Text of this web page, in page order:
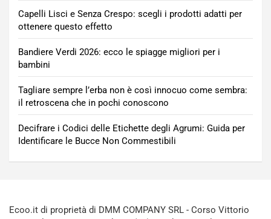
Capelli Lisci e Senza Crespo: scegli i prodotti adatti per
ottenere questo effetto
Bandiere Verdi 2026: ecco le spiagge migliori per i
bambini
Tagliare sempre l’erba non è così innocuo come sembra:
il retroscena che in pochi conoscono
Decifrare i Codici delle Etichette degli Agrumi: Guida per
Identificare le Bucce Non Commestibili
Ecoo.it di proprietà di DMM COMPANY SRL - Corso Vittorio